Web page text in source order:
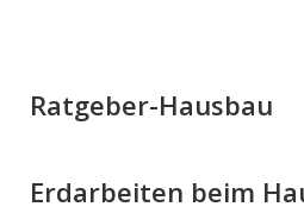
Ratgeber-Hausbau
Erdarbeiten beim